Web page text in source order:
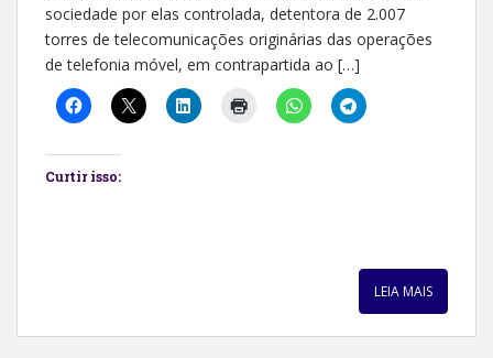
sociedade por elas controlada, detentora de 2.007
torres de telecomunicações originárias das operações
de telefonia móvel, em contrapartida ao […]
Curtir isso:
LEIA MAIS